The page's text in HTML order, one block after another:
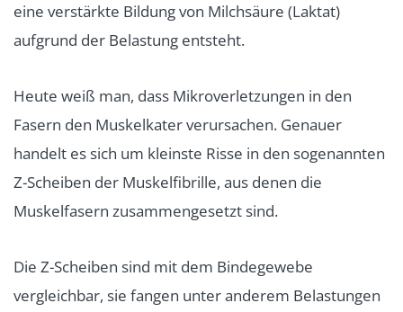
eine verstärkte Bildung von Milchsäure (Laktat)
aufgrund der Belastung entsteht.
Heute weiß man, dass Mikroverletzungen in den
Fasern den Muskelkater verursachen. Genauer
handelt es sich um kleinste Risse in den sogenannten
Z-Scheiben der Muskelfibrille, aus denen die
Muskelfasern zusammengesetzt sind.
Die Z-Scheiben sind mit dem Bindegewebe
vergleichbar, sie fangen unter anderem Belastungen